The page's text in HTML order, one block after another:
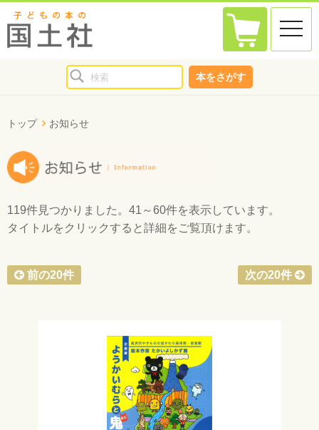
toggle
本をさがす
トップ お知らせ
119件見つかりました。 41～60件を表示しています。
タイトルをクリックすると詳細をご覧頂けます。
前の20件 次の20件